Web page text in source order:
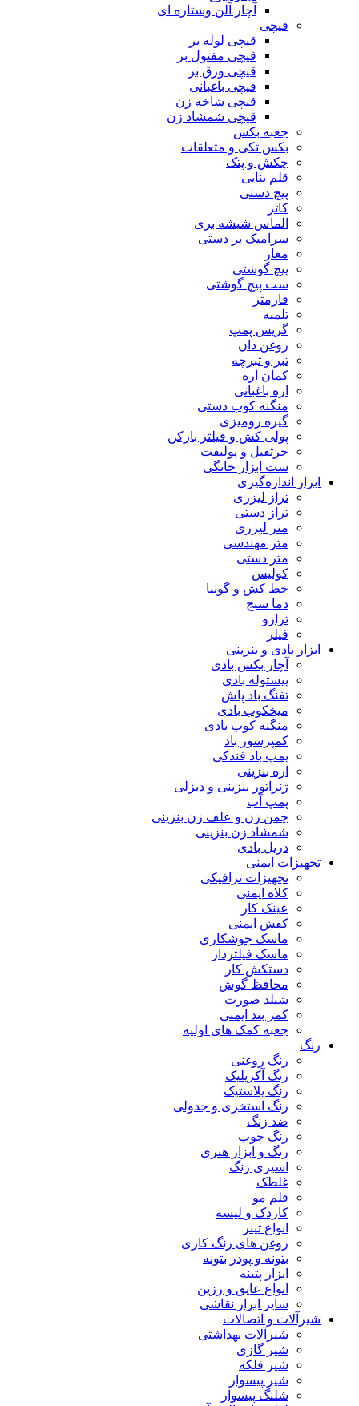
آچار آلن وستاره ای
قیچی
قیچی لوله بر
قیچی مفتول بر
قیچی ورق بر
قیچی باغبانی
قیچی شاخه زن
قیچی شمشاد زن
جعبه بکس
بکس تکی و متعلقات
چکش و پتک
قلم بنایی
پیچ دستی
کاتر
الماس شیشه بری
سرامیک بر دستی
مغار
پیچ گوشتی
ست پیچ گوشتی
فازمتر
تلمبه
گریس پمپ
روغن دان
تبر و تبرچه
کمان اره
اره باغبانی
منگنه کوب دستی
گیره رومیزی
پولی کش و فیلتر بازکن
جرثقیل و پولیفت
ست ابزار خانگی
ابزار اندازه‌گیری
تراز لیزری
تراز دستی
متر لیزری
متر مهندسی
متر دستی
کولیس
خط کش و گونیا
دما سنج
ترازو
فیلر
ابزار بادی و بنزینی
آچار بکس بادی
پیستوله بادی
تفنگ باد پاش
میخکوب بادی
منگنه کوب بادی
کمپرسور باد
پمپ باد فندکی
اره بنزینی
ژنراتور بنزینی و دیزلی
پمپ آب
چمن زن و علف زن بنزینی
شمشاد زن بنزینی
دریل بادی
تجهیزات ایمنی
تجهیزات ترافیکی
کلاه ایمنی
عینک کار
کفش ایمنی
ماسک جوشکاری
ماسک فیلتردار
دستکش کار
محافظ گوش
شیلد صورت
کمر بند ایمنی
جعبه کمک های اولیه
رنگ
رنگ روغنی
رنگ آکریلیک
رنگ پلاستیک
رنگ استخری و جدولی
ضد زنگ
رنگ چوب
رنگ و ابزار هنری
اسپری رنگ
غلطک
قلم مو
کاردک و لیسه
انواع تینر
روغن های رنگ کاری
بتونه و پودر بتونه
ابزار پتینه
انواع عایق و رزین
سایر ابزار نقاشی
شیرآلات و اتصالات
شیرآلات بهداشتی
شیر گازی
شیر فلکه
شیر پیسوار
شلنگ پیسوار